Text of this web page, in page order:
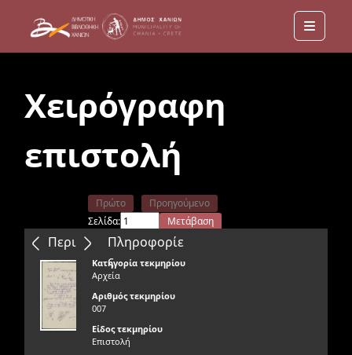
Menu
Χειρόγραφη
επιστολή
Περιεχόμενα
Πρώτο
Προηγούμενο
Σελίδα:
Μετάβαση
Επόμενο
Τελευταίο
Πληροφορίε
ς
Κατηγορία τεκμηρίου
Αρχεία
Αριθμός τεκμηρίου
007
Είδος τεκμηρίου
Επιστολή